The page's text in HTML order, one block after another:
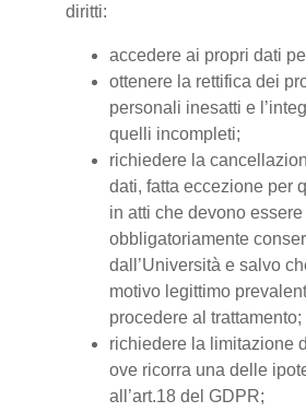
diritti:
accedere ai propri dati
ottenere la rettifica dei
personali inesatti e
quelli incompleti;
richiedere la
dati, fatta eccezione per
in atti che devono essere
obbligatoriamente
dall’Università e salvo
motivo legittimo
procedere al trattamento;
richiedere la limitazione
ove ricorra una delle
all’art.18 del GDPR;